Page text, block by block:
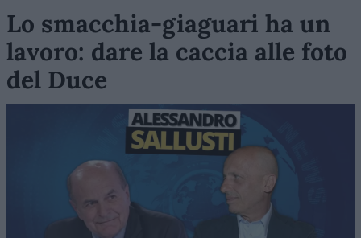
Lo smacchia-giaguari ha un
lavoro: dare la caccia alle foto
del Duce